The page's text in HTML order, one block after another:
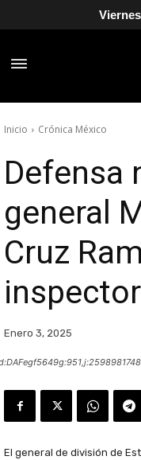
Inicio Crónica México
Defensa
general
Cruz
Enero 3, 2025
El general de división de